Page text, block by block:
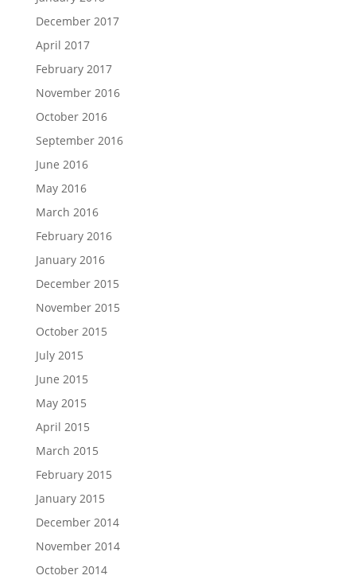
December 2017
April 2017
February 2017
November 2016
October 2016
September 2016
June 2016
May 2016
March 2016
February 2016
January 2016
December 2015
November 2015
October 2015
July 2015
June 2015
May 2015
April 2015
March 2015
February 2015
January 2015
December 2014
November 2014
October 2014